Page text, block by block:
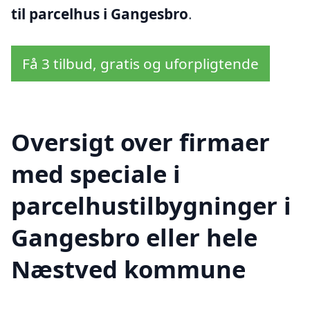
til parcelhus i Gangesbro.
Få 3 tilbud, gratis og uforpligtende
Oversigt over firmaer
med speciale i
parcelhustilbygninger i
Gangesbro eller hele
Næstved kommune